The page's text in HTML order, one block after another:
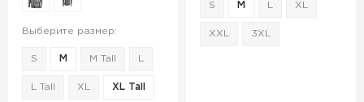
Выберите размер:
S M M Tall
L Tall XL XL Tall
S M XL
XXL 3XL